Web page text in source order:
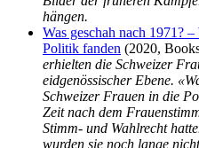
hängen.
Was geschah nach 1971?
Politik fanden (2020,
erhielten die Schweizer
eidgenössischer Ebene.
Schweizer Frauen in die
Zeit nach dem
Stimm- und Wahlrecht
wurden sie noch lange